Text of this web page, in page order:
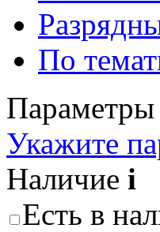
По
Параметры
Укажите
Наличие i
Есть в